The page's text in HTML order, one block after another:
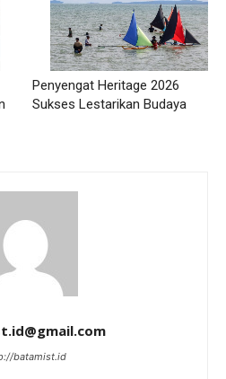
Penyengat Heritage 2026
Sukses Lestarikan Budaya
batamist.id